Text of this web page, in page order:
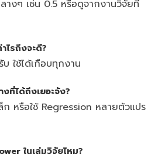
างๆ เช่น 0.5 หรือดูจากงานวิจัยที่
ไรถึงจะดี?
ใช้ได้เกือบทุกงาน
ที่ได้ถึงเยอะจัง?
ก หรือใช้ Regression หลายตัวแปร
ในเล่มวิจัยไหม?